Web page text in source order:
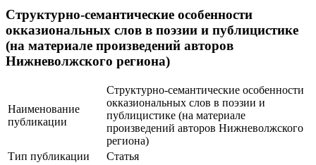
Структурно-семантические особенности
окказиональных слов в поэзии и публицистике
(на материале произведений авторов
Нижневолжского региона)
Наименование
публикации
Структурно-семантические особенности
окказиональных слов в поэзии и
публицистике (на материале
произведений авторов Нижневолжского
региона)
Тип публикации
Статья